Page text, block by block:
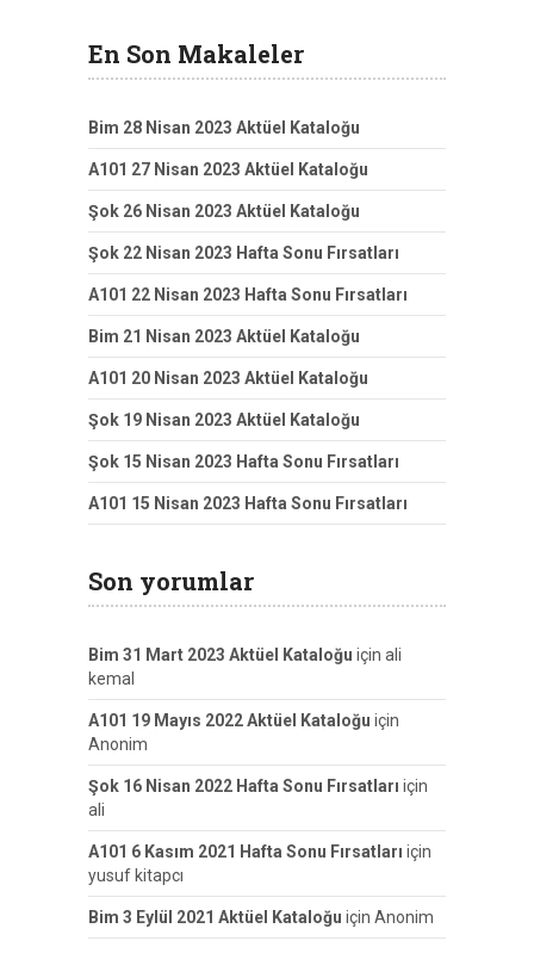
En Son Makaleler
Bim 28 Nisan 2023 Aktüel Kataloğu
A101 27 Nisan 2023 Aktüel Kataloğu
Şok 26 Nisan 2023 Aktüel Kataloğu
Şok 22 Nisan 2023 Hafta Sonu Fırsatları
A101 22 Nisan 2023 Hafta Sonu Fırsatları
Bim 21 Nisan 2023 Aktüel Kataloğu
A101 20 Nisan 2023 Aktüel Kataloğu
Şok 19 Nisan 2023 Aktüel Kataloğu
Şok 15 Nisan 2023 Hafta Sonu Fırsatları
A101 15 Nisan 2023 Hafta Sonu Fırsatları
Son yorumlar
Bim 31 Mart 2023 Aktüel Kataloğu için ali
kemal
A101 19 Mayıs 2022 Aktüel Kataloğu için
Anonim
Şok 16 Nisan 2022 Hafta Sonu Fırsatları için
ali
A101 6 Kasım 2021 Hafta Sonu Fırsatları için
yusuf kitapcı
Bim 3 Eylül 2021 Aktüel Kataloğu için Anonim